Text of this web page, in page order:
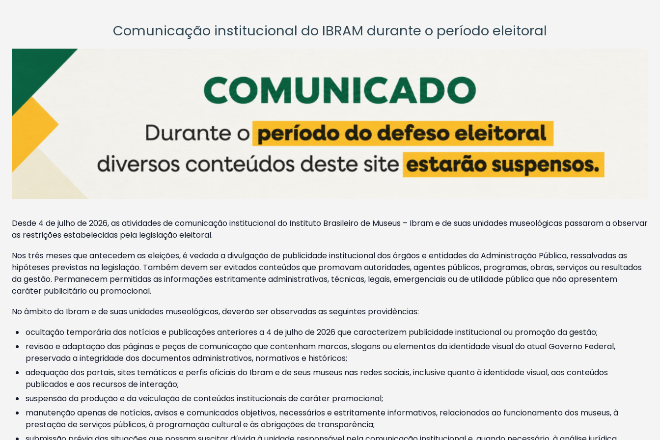
Comunicação institucional do IBRAM durante o período eleitoral
Desde 4 de julho de 2026, as atividades de comunicação institucional do Instituto Brasileiro de Museus – Ibram e de suas unidades museológicas passaram a observar
as restrições estabelecidas pela legislação eleitoral.
Nos três meses que antecedem as eleições, é vedada a divulgação de publicidade institucional dos órgãos e entidades da Administração Pública, ressalvadas as
hipóteses previstas na legislação. Também devem ser evitados conteúdos que promovam autoridades, agentes públicos, programas, obras, serviços ou resultados
da gestão. Permanecem permitidas as informações estritamente administrativas, técnicas, legais, emergenciais ou de utilidade pública que não apresentem
caráter publicitário ou promocional.
No âmbito do Ibram e de suas unidades museológicas, deverão ser observadas as seguintes providências:
ocultação temporária das notícias e publicações anteriores a 4 de julho de 2026 que caracterizem publicidade institucional ou promoção da gestão;
revisão e adaptação das páginas e peças de comunicação que contenham marcas, slogans ou elementos da identidade visual do atual Governo Federal,
preservada a integridade dos documentos administrativos, normativos e históricos;
adequação dos portais, sites temáticos e perfis oficiais do Ibram e de seus museus nas redes sociais, inclusive quanto à identidade visual, aos conteúdos
publicados e aos recursos de interação;
suspensão da produção e da veiculação de conteúdos institucionais de caráter promocional;
manutenção apenas de notícias, avisos e comunicados objetivos, necessários e estritamente informativos, relacionados ao funcionamento dos museus, à
prestação de serviços públicos, à programação cultural e às obrigações de transparência;